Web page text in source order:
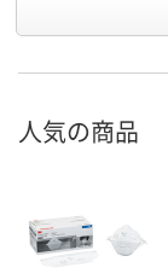
人気の商品